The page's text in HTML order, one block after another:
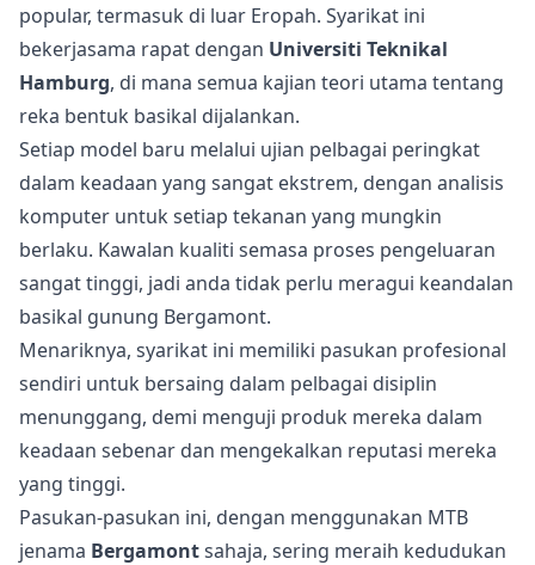
popular, termasuk di luar Eropah. Syarikat ini
bekerjasama rapat dengan Universiti Teknikal
Hamburg, di mana semua kajian teori utama tentang
reka bentuk basikal dijalankan.
Setiap model baru melalui ujian pelbagai peringkat
dalam keadaan yang sangat ekstrem, dengan analisis
komputer untuk setiap tekanan yang mungkin
berlaku. Kawalan kualiti semasa proses pengeluaran
sangat tinggi, jadi anda tidak perlu meragui keandalan
basikal gunung Bergamont.
Menariknya, syarikat ini memiliki pasukan profesional
sendiri untuk bersaing dalam pelbagai disiplin
menunggang, demi menguji produk mereka dalam
keadaan sebenar dan mengekalkan reputasi mereka
yang tinggi.
Pasukan-pasukan ini, dengan menggunakan MTB
jenama Bergamontsahaja, sering meraih kedudukan